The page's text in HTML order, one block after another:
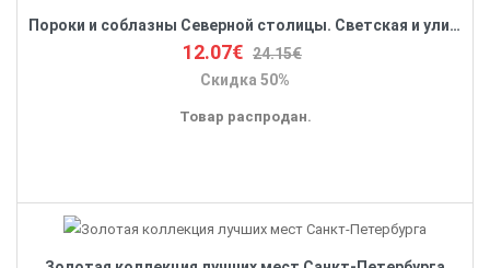
Пороки и соблазны Северной столицы. Светская и уличная жизнь в городском фольклоре
12.07€ 24.15€
Скидка 50%
Товар распродан.